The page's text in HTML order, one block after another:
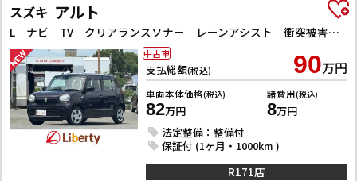
スズキ アルト
L ナビ TV クリアランスソナー レーンアシスト 衝突被害軽減システム オートライト キーレスエントリー アイドリングストップ 電動格納ミラー シートヒーター CVT 盗難防止システム ABS ESC
支払総額(税込) 90万円
車両本体価格(税込)
82万円
諸費用(税込)
8万円
法定整備：整備付
保証付 (1ヶ月・1000km )
中古車
R171店